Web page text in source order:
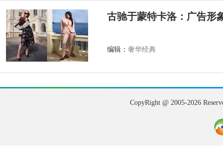
古驰于蒙特卡洛：广告形
编辑： 奢华经典
CopyRight @ 2005-2026